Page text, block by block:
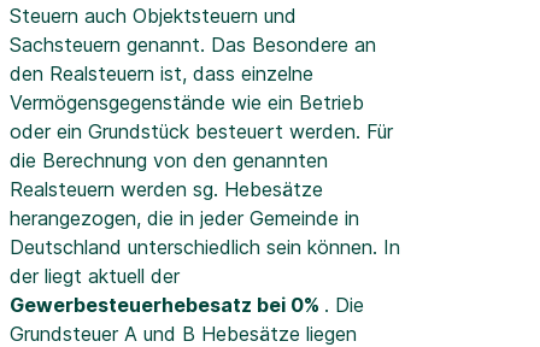
Steuern auch Objektsteuern und
Sachsteuern genannt. Das Besondere an
den Realsteuern ist, dass einzelne
Vermögensgegenstände wie ein Betrieb
oder ein Grundstück besteuert werden. Für
die Berechnung von den genannten
Realsteuern werden sg. Hebesätze
herangezogen, die in jeder Gemeinde in
Deutschland unterschiedlich sein können. In
der liegt aktuell der
Gewerbesteuerhebesatz bei 0% . Die
Grundsteuer A und B Hebesätze liegen